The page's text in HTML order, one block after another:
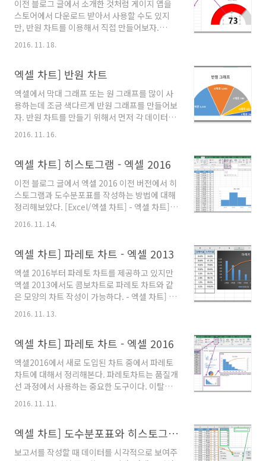
주려면 ..
(http://stackoverflow.com/questions/32725844/add-
radial-lines-to-radar-chart) 해결책은 다음
순서로 작업하면 된다. 1. 방사형 차트를 만들고,
2. 축선을 자동에서 실선으로 변경하고, 3. 다른
사형 차트로 돌아오면 차트 축선이 보인다.
이전 블로그 글에서 소개한 것처럼 게이지 앱을
스토어에서 다운로드 받아서 사용할 수도 있지
만, 반원 차트를 이용해서 직접 만들어보자.
[Excel/엑셀 차트] - 엑셀 차트] 반원 차트
[Excel/엑셀 기본, 서식] - 엑셀] 스토어 추가 기
처럼 반원 차트에 표현할 데이터와 그 합계가 함
께 나타나도록 해야 한다. 여기서는 공정률이 퍼
센트(%) 단위이기 때문에 현재의 평균 공정
(73%)과 100%와의 차이(27%), 그리고 나머지
반원을 채워줄 100% 세 가지 데이터를 가지고
원형 차트를 만든다. 원형 차트의 계열 옵션에서
열 중에서 공정률에 해당하는 파란 색 부분을 클
릭하고 색..
2016. 11. 18.
엑셀 차트] 반원 차트
엑셀에서 막대 그래프 또는 원 그래프를 많이 사
용하는데 조금 색다르게 반원 그래프를 만들어보
자. 반원 차트를 만들기 위해서 먼저 각 데이터의
합계를 제일 아래 구하고, 그 합계를 포함해서 원
형 차트를 선택한다. 원형 차트 부분을 클릭해서
계열 서식]을 선택하고 [계열옵션 - 첫째 조각의
각]을 270도 수정한다. [차트 요소 추가 버튼]을
클릭하고 [데이터 레이블 - 기타 옵션]을 클릭한
다. [레이블 옵션 - 레이블 내용]에서 차트에 표현
되기 원하는 항목을 체크한다. 여기서는 항목이
름과 값에 체크하고, 항목이름과 값의 구분 기호
쉼표) 반원의 아래 부분을 두 번 클릭해서 선택한
후 (한 번 클릭하면 원형 전체가 선..
2016. 11. 16.
엑셀 차트] 히스토그램 - 엑셀 2016
이전 블로그 글에서 엑셀 2016 이전 버전에서 히
스토그램과 도수분포표를 작성하는 방법에 대해
정리해보았다. [Excel/엑셀 차트] - 엑셀 차트]
도수분포표와 히스토그램 - 엑셀 2016 이전 버전
이번 글에서는 엑셀2016에서 추가된 히스토그
토그램을 별도의 추가 기능을 이용한 데이터 분
석이 아닌 차트 메뉴에서 고를 수 있다. [삽입 탭 -
통계 차트 - 히스토그램]을 클릭하면 히스토그램
차트가 만들어진다. 자동으로 만들어진 계급을
조금 수정해보자. 차트 축에서 [마우스 오른쪽 버
튼 - 축 서식]을 클릭한다 [축 서식 - 축 옵션 - 계
준다. 히스토그램 차트가 익숙한 모습으로 나타
난다.
2016. 11. 14.
엑셀 차트] 파레토 차트 - 엑셀 2013
엑셀 2016부터 파레토 차트를 제공하고 있지만
엑셀 2013에서도 콤보차트로 파레토 차트와 같
은 모양의 차트 작성이 가능하다. - 엑셀 차트] 파
레토 차트 - 엑셀 2016 다만, 엑셀 2016처럼 클
릭 한 두번으로 만들 수는 없고 몇가지 사전 작업
를 만들어보자. 파레토 차트를 만들기 위해서 먼
저 데이터를 내림차순으로 정렬해야 하고 판매수
량을 누적 비율로 계산해야 한다. 이제 파레토 차
트를 만드는데 필요한 제품명, 판매수량, 누적비
율을 블록으로 설정하고(E열의 판매비율은 제
외) [삽입 탭 - 차트 - 콤보 차트 - 묶은 세로 막대
보 차트]를 선택한다. 파레토 차트가 완성되었다.
2016. 11. 13.
엑셀 차트] 파레토 차트 - 엑셀 2016
엑셀2016에서 새로 도입된 차트 중에서 파레토
차트에 대해서 정리해본다. 파레토차트는 품질개
선 과정에서 사용하는 중요한 도구이다. 이탈리
아의 경제학자 Alfred Pareto의 이름을 딴 파레
토차트는 조셉 쥬란에 의해 처음으로 품질관리
람들에게 집중되어 있음을 발견한 파레토와 같이
쥬란도 이러한 원리가 품질관리 분야에 적용될
수 있다는 것을 발견하였다. 예를 들면 제조업이
2016. 11. 11.
엑셀 차트] 도수분포표와 히스토그램 - 엑셀 2016 이전 버전
보고서를 작성할 때 데이터를 시각적으로 보여주